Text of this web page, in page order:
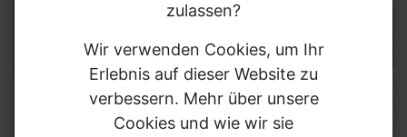
zulassen?
Wir verwenden Cookies, um Ihr
Erlebnis auf dieser Website zu
verbessern. Mehr über unsere
Cookies und wie wir sie